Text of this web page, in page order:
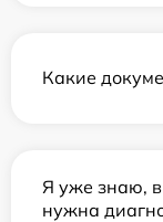
Какие
Я уже знаю,
нужна